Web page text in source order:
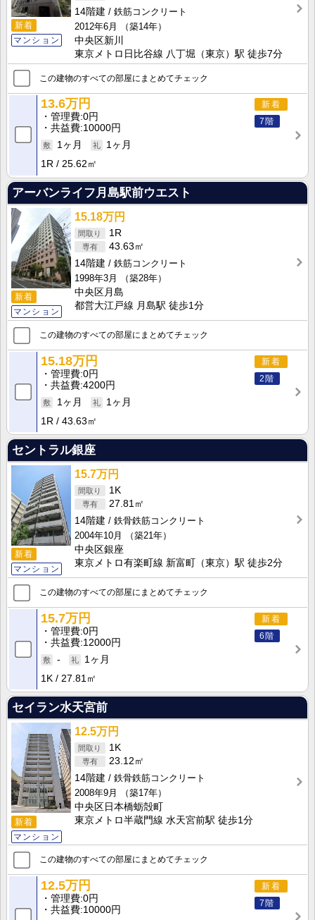
新着
マンション
14階建
鉄筋コンクリート
2012年6月
（築14年）
中央区新川
東京メトロ日比谷線 八丁堀（東京）駅 徒歩7分
この建物のすべての部屋にまとめてチェック
新着
7階
13.6万円
管理費 0円
共益費 10000円
1ヶ月
1ヶ月
1R
25.62㎡
アーバンライフ月島駅前ウエスト
新着
マンション
15.18万円
1R
43.63㎡
14階建
鉄筋コンクリート
1998年3月
（築28年）
中央区月島
都営大江戸線 月島駅 徒歩1分
この建物のすべての部屋にまとめてチェック
新着
2階
15.18万円
管理費 0円
共益費 4200円
1ヶ月
1ヶ月
1R
43.63㎡
セントラル銀座
新着
マンション
15.7万円
1K
27.81㎡
14階建
鉄骨鉄筋コンクリート
2004年10月
（築21年）
中央区銀座
東京メトロ有楽町線 新富町（東京）駅 徒歩2分
この建物のすべての部屋にまとめてチェック
新着
6階
15.7万円
管理費 0円
共益費 12000円
-
1ヶ月
1K
27.81㎡
セイラン水天宮前
新着
マンション
12.5万円
1K
23.12㎡
14階建
鉄骨鉄筋コンクリート
2008年9月
（築17年）
中央区日本橋蛎殻町
東京メトロ半蔵門線 水天宮前駅 徒歩1分
この建物のすべての部屋にまとめてチェック
新着
7階
12.5万円
管理費 0円
共益費 10000円